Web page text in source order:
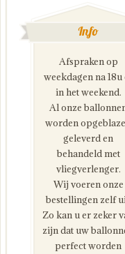
Info
Afspraken op
weekdagen na 18u
in het weekend.
Al onze
worden
geleverd en
behandeld met
vliegverlenger.
Wij voeren onze
bestellingen zelf
Zo kan u er zeker
zijn dat uw
perfect worden